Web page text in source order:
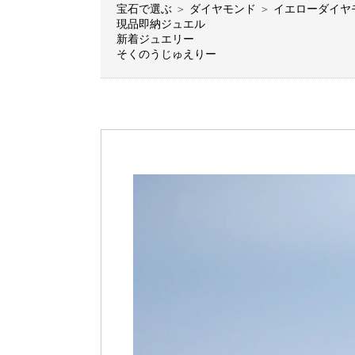
宝石で選ぶ ＞ ダイヤモンド ＞ イエローダイヤ
現品即納ジュエル
新着ジュエリー
そくのうじゅえりー